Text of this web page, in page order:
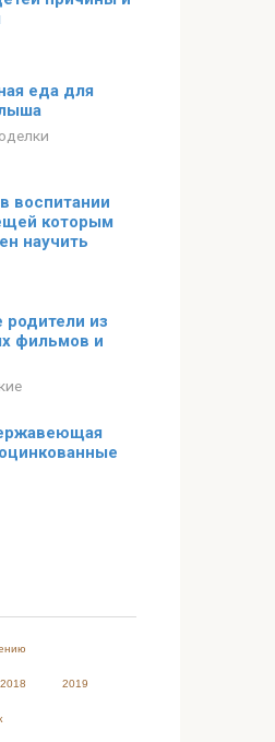
еда для
воспитании
которым
научить
родители из
фильмов и
2018 2019